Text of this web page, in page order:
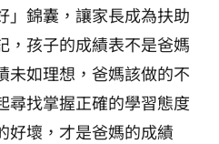
」錦囊，讓家長成為扶助
，孩子的成績表不是爸媽
未如理想，爸媽該做的不
尋找掌握正確的學習態度
好壞，才是爸媽的成績